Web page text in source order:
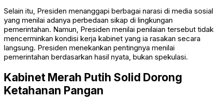
Selain itu, Presiden menanggapi berbagai narasi di media sosial
yang menilai adanya perbedaan sikap di lingkungan
pemerintahan. Namun, Presiden menilai penilaian tersebut tidak
mencerminkan kondisi kerja kabinet yang ia rasakan secara
langsung. Presiden menekankan pentingnya menilai
pemerintahan berdasarkan hasil nyata, bukan spekulasi.
Kabinet Merah Putih Solid Dorong
Ketahanan Pangan